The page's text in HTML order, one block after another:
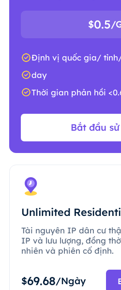
$0.5/
Định vị quốc gia/
day
Thời gian phản hồi
Bắt đầu
Unlimited
Tài nguyên IP dân cư
IP và lưu lượng, đồng
nhiên và phiên cố định.
$69.68/Ngày